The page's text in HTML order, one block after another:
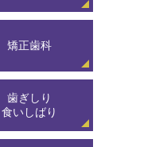
矯正歯科
歯ぎしり
食いしばり